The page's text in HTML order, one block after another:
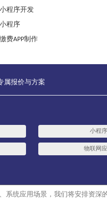
程序开发
程序
费APP制作
属报价与方案
小程
物联网